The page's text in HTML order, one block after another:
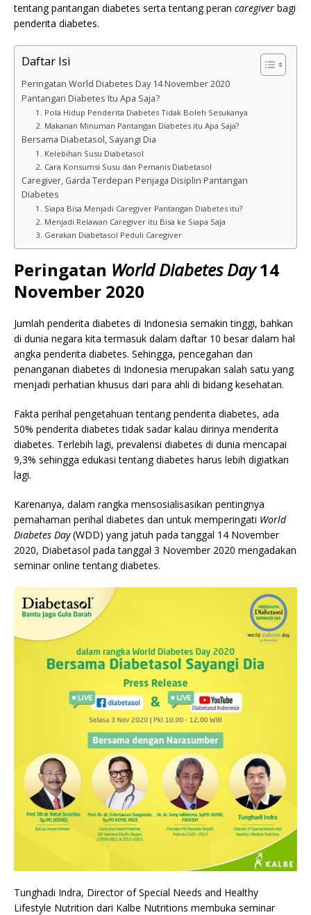
tentang pantangan diabetes serta tentang peran caregiver bagi
penderita diabetes.
Daftar Isi
Peringatan World Diabetes Day 14 November 2020
Pantangan Diabetes Itu Apa Saja?
1. Pola Hidup Penderita Diabetes Tidak Boleh Sesukanya
2. Makanan Minuman Pantangan Diabetes itu Apa Saja?
Bersama Diabetasol, Sayangi Dia
1. Kelebihan Susu Diabetasol
2. Cara Konsumsi Susu dan Pemanis Diabetasol
Caregiver, Garda Terdepan Penjaga Disiplin Pantangan
Diabetes
1. Siapa Bisa Menjadi Caregiver Pantangan Diabetes itu?
2. Menjadi Relawan Caregiver itu Bisa ke Siapa Saja
3. Gerakan Diabetasol Peduli Caregiver
Peringatan World Diabetes Day14
November 2020
Jumlah penderita diabetes di Indonesia semakin tinggi, bahkan
di dunia negara kita termasuk dalam daftar 10 besar dalam hal
angka penderita diabetes. Sehingga, pencegahan dan
penanganan diabetes di Indonesia merupakan salah satu yang
menjadi perhatian khusus dari para ahli di bidang kesehatan.
Fakta perihal pengetahuan tentang penderita diabetes, ada
50% penderita diabetes tidak sadar kalau dirinya menderita
diabetes. Terlebih lagi, prevalensi diabetes di dunia mencapai
9,3% sehingga edukasi tentang diabetes harus lebih digiatkan
lagi.
Karenanya, dalam rangka mensosialisasikan pentingnya
pemahaman perihal diabetes dan untuk memperingati World
Diabetes Day(WDD) yang jatuh pada tanggal 14 November
2020, Diabetasol pada tanggal 3 November 2020 mengadakan
seminar online tentang diabetes.
Tunghadi Indra, Director of Special Needs and Healthy
Lifestyle Nutrition dari Kalbe Nutritions membuka seminar